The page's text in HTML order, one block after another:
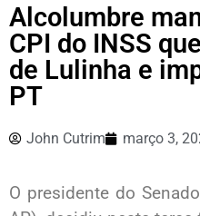
Alcolumbre
CPI do INSS
de Lulinha e
PT
John Cutrim março 3,
O presidente do